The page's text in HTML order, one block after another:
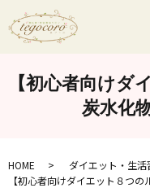
【初心者向け
炭水化
HOME
ダイエット・生活
【初心者向けダイエット８つ